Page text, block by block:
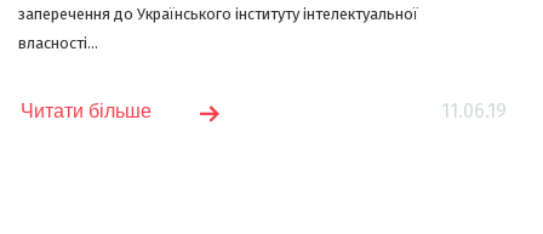
заперечення до Українського інституту інтелектуальної
власності...
11.06.19
Читати більше